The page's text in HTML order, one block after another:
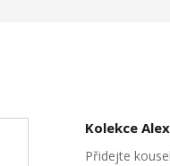
Kolekce
Přidejte